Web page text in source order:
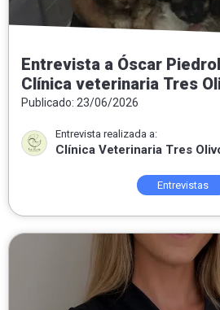
Entrevista a Óscar
Clínica veterinaria Tres
medicina preventiva es la
Publicado: 23/06/2026
Entrevista realizada a:
Clínica Veterinaria Tres
Entrevistas